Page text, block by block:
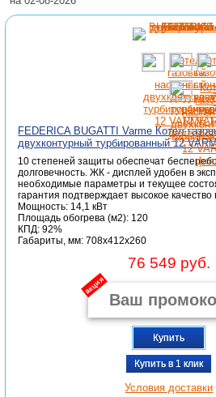
FEDERICA BUGATTI Varme Котел
двухконтурный турбированный 12
10 степеней защиты обеспечат
долговечность. ЖК - дисплей удобен в
необходимые параметры и текущее
гарантия подтверждает высокое качество
Мощность: 14,1 кВт
Площадь обогрева (м2): 120
КПД: 92%
Габариты, мм: 708x412x260
76 549 руб.
акция
Купить
Купить в 1 клик
Условия доставки